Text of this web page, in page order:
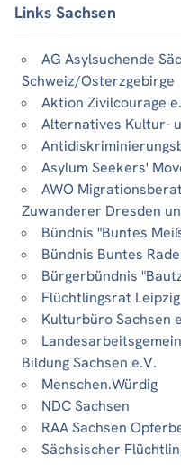
Links Sachsen
AG Asylsuchende
Schweiz/Osterzgebirge
Aktion Zivilcourage
Alternatives Kultur-
Asylum Seekers'
AWO
Zuwanderer Dresden
Bündnis "Buntes
Bündnis Buntes
Bürgerbündnis
Flüchtlingsrat
Kulturbüro Sachsen
Bildung Sachsen e.V.
Menschen.Würdig
NDC Sachsen
RAA Sachsen
Sächsischer